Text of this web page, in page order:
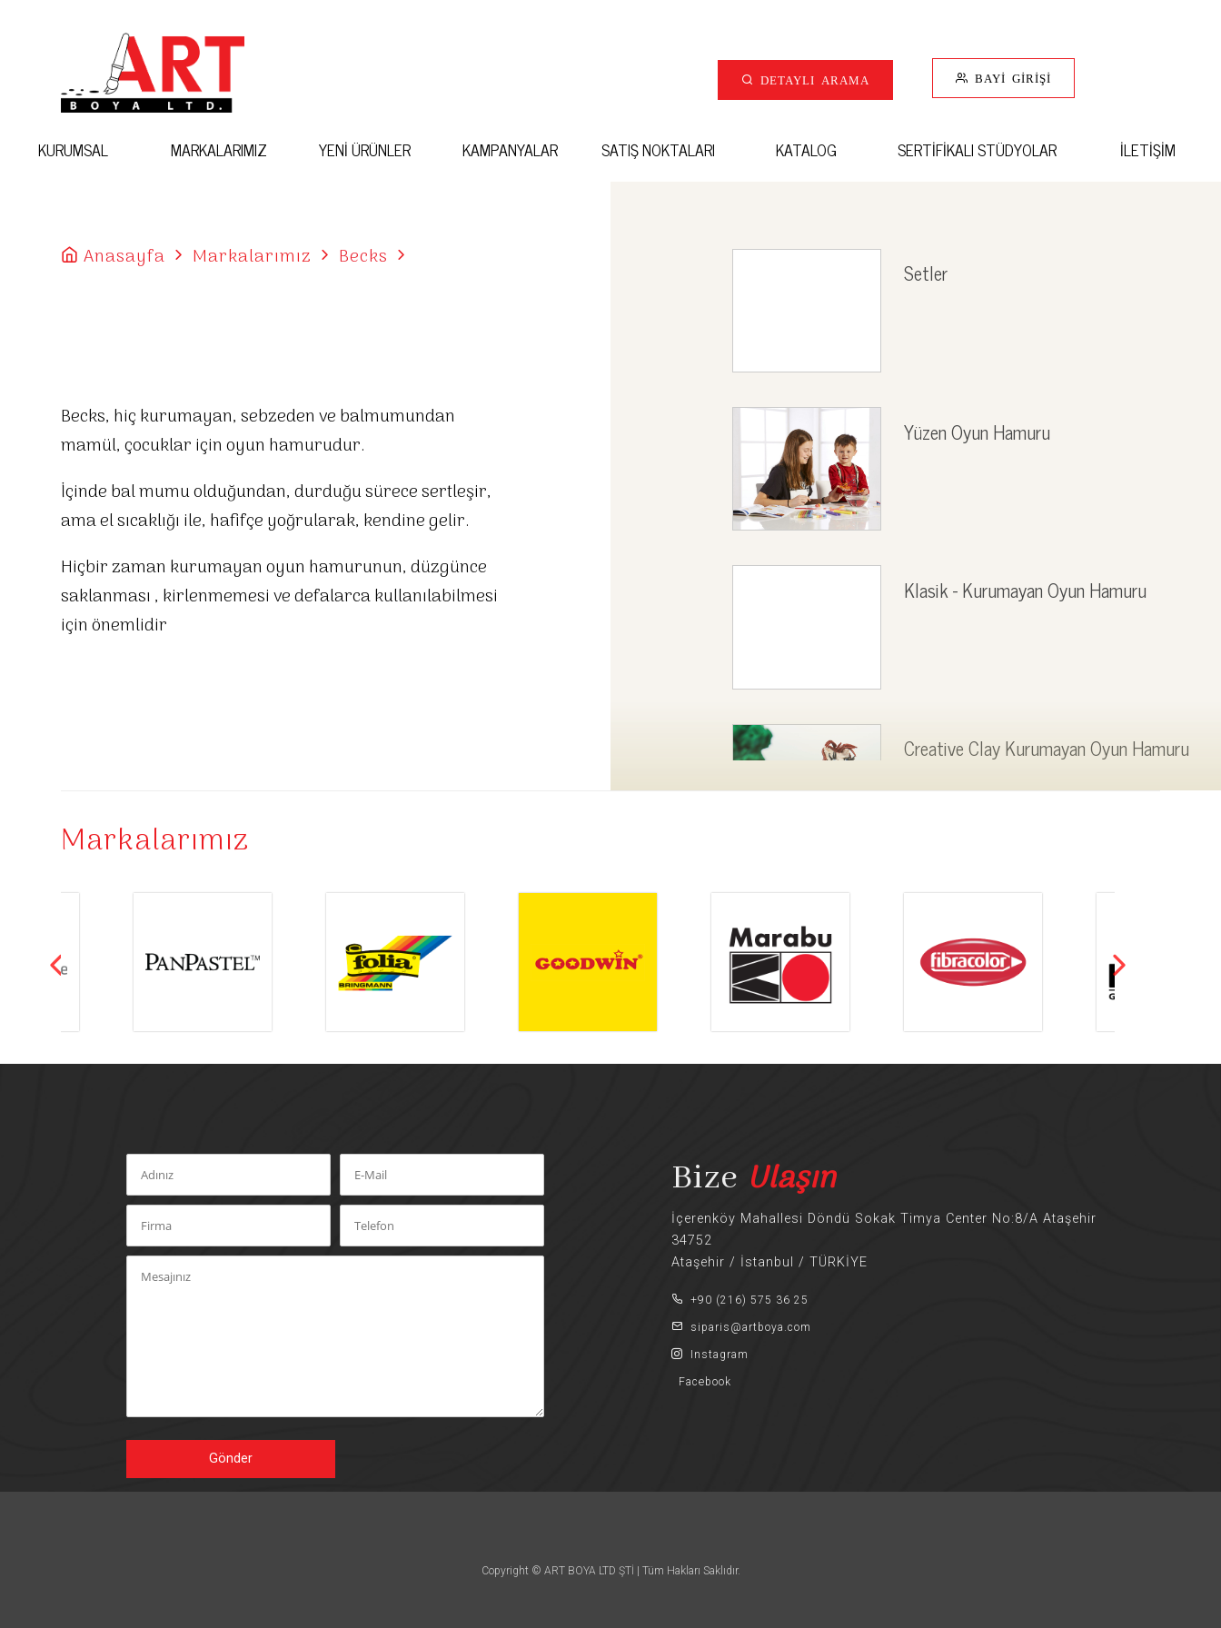
DETAYLI ARAMA BAYİ GİRİŞİ
KURUMSAL MARKALARIMIZ YENİ ÜRÜNLER KAMPANYALAR SATIŞ NOKTALARI KATALOG SERTİFİKALI STÜDYOLAR İLETİŞİM
Anasayfa Markalarımız Becks
Becks, hiç kurumayan, sebzeden ve balmumundan
mamül, çocuklar için oyun hamurudur.
İçinde bal mumu olduğundan, durduğu sürece sertleşir,
ama el sıcaklığı ile, hafifçe yoğrularak, kendine gelir.
Hiçbir zaman kurumayan oyun hamurunun, düzgünce
saklanması , kirlenmemesi ve defalarca kullanılabilmesi
için önemlidir
Setler
Yüzen Oyun Hamuru
Klasik - Kurumayan Oyun Hamuru
Creative Clay Kurumayan Oyun Hamuru
Markalarımız
Bize Ulaşın
İçerenköy Mahallesi Döndü Sokak Timya Center No:8/A Ataşehir
34752
Ataşehir / İstanbul / TÜRKİYE
+90 (216) 575 36 25
siparis@artboya.com
Instagram
Facebook
Gönder
Copyright © ART BOYA LTD ŞTİ | Tüm Hakları Saklıdır.